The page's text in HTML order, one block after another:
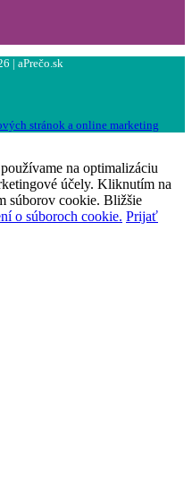
| aPrečo.sk
stránok a online marketing
na optimalizáciu
účely. Kliknutím na
súborov cookie. Bližšie
o súboroch cookie. Prijať